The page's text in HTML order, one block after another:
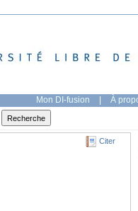
Mon DI-fusion | À
Citer